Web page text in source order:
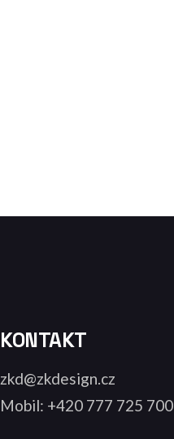
KONTAKT
zkd@zkdesign.cz
Mobil: +420 777 725 700